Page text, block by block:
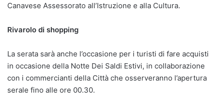
Canavese Assessorato all’Istruzione e alla Cultura.
Rivarolo di shopping
La serata sarà anche l’occasione per i turisti di fare acquisti
in occasione della Notte Dei Saldi Estivi, in collaborazione
con i commercianti della Città che osserveranno l’apertura
serale fino alle ore 00.30.